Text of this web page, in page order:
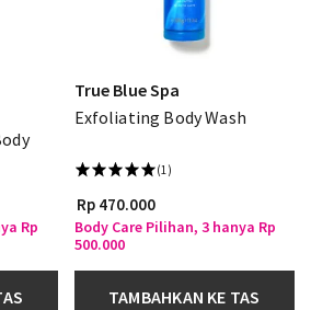
Rp
True Blue Spa
Exfoliating Body Wash
(1)
Rp 470.000
Body Care Pilihan, 3 hanya Rp
500.000
TAMBAHKAN KE TAS